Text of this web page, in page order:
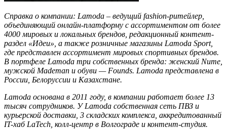
Справка о компании: Lamoda – ведущий fashion-ритейлер,
объединяющий онлайн-платформу с ассортиментом от более
4000 мировых и локальных брендов, редакционный контент-
раздел «Идеи», а также розничные магазины Lamoda Sport,
где представлен ассортимент мировых спортивных брендов.
В портфеле Lamoda три собственных бренда: женский Nume,
мужской Mademan и обуви — Founds. Lamoda представлена в
России, Белоруссии и Казахстане.
Lamoda основана в 2011 году, в компании работает более 13
тысяч сотрудников. У Lamoda собственная сеть ПВЗ и
курьерской доставки, 3 складских комплекса, аккредитованный
IT-хаб LaTech, колл-центр в Волгограде и контент-студия.